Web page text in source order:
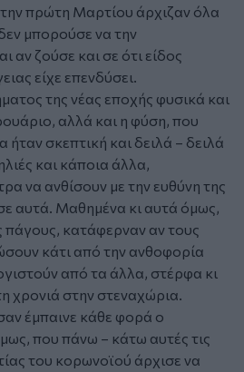
πρώτη Μαρτίου άρχιζαν όλα
μπορούσε να την
αν ζούσε και σε ότι είδος
είχε επενδύσει.
της νέας εποχής φυσικά και
αλλά και η φύση, που
σκεπτική και δειλά – δειλά
και κάποια άλλα,
να ανθίσουν με την ευθύνη της
αυτά. Μαθημένα κι αυτά όμως,
πάγους, κατάφερναν αν τους
κάτι από την ανθοφορία
από τα άλλα, στέρφα κι
χρονιά στην στεναχώρια.
έμπαινε κάθε φορά ο
που πάνω – κάτω αυτές τις
του κορωνοϊού άρχισε να